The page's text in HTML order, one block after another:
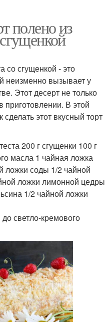
полено из
со сгущенкой - это
неизменно вызывает у
Этот десерт не только
приготовлении. В этой
этот вкусный торт
200 г сгущенки 100 г
масла 1 чайная ложка
ложки соды 1/2 чайной
ложки лимонной цедры
1/2 чайной ложки
светло-кремового